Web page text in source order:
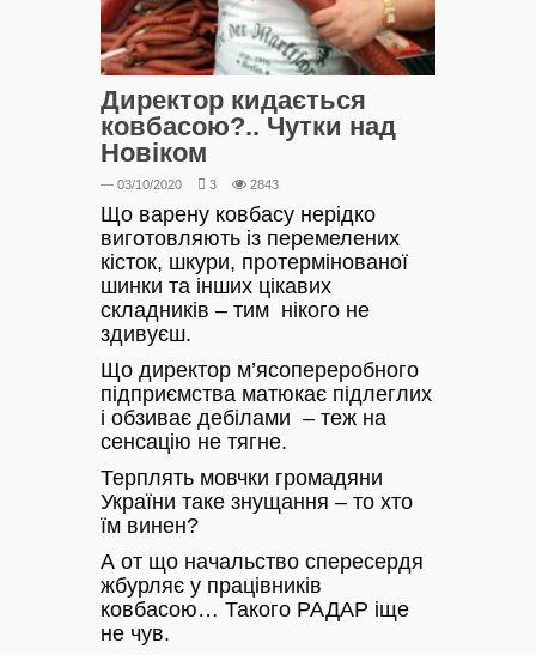
Директор кидається
ковбасою?.. Чутки над
Новіком
— 03/10/2020 3 2843
Що варену ковбасу нерідко
виготовляють із перемелених
кісток, шкури, протермінованої
шинки та інших цікавих
складників – тим нікого не
здивуєш.
Що директор м’ясопереробного
підприємства матюкає підлеглих
і обзиває дебілами – теж на
сенсацію не тягне.
Терплять мовчки громадяни
України таке знущання – то хто
їм винен?
А от що начальство спересердя
жбурляє у працівників
ковбасою… Такого РАДАР іще
не чув.